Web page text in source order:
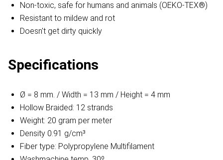
Non-toxic, safe for humans and animals (OEKO-TEX®)
Resistant to mildew and rot
Doesn't get dirty quickly
Specifications
Ø = 8 mm. / Width = 13 mm / Height = 4 mm
Hollow Braided: 12 strands
Weight: 20 gram per meter
Density 0.91 g/cm³
Fiber type: Polypropylene Multifilament